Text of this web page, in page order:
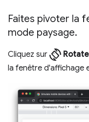
Faites pivoter la
mode paysage.
Cliquez sur screen_rotation Rotate
la fenêtre d'affichage